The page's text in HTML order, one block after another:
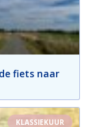
fiets naar
KLASSIEKUUR